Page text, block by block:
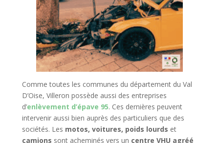
Comme toutes les communes du département du Val
D’Oise, Villeron possède aussi des entreprises
d’enlèvement d’épave 95. Ces dernières peuvent
intervenir aussi bien auprès des particuliers que des
sociétés. Les motos, voitures, poids lourds et
camions sont acheminés vers un centre VHU agréé